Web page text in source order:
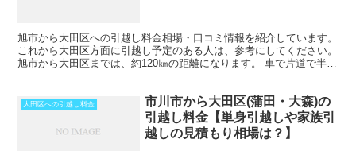
旭市から大田区への引越し料金相場・口コミ情報を紹介しています。
これから大田区方面に引越し予定のある人は、参考にしてください。
旭市から大田区までは、約120㎞の距離になります。 車で片道で半日
大田区への引越し料金
市川市から大田区(蒲田・大森)の
引越し料金【単身引越しや家族引
越しの見積もり相場は？】